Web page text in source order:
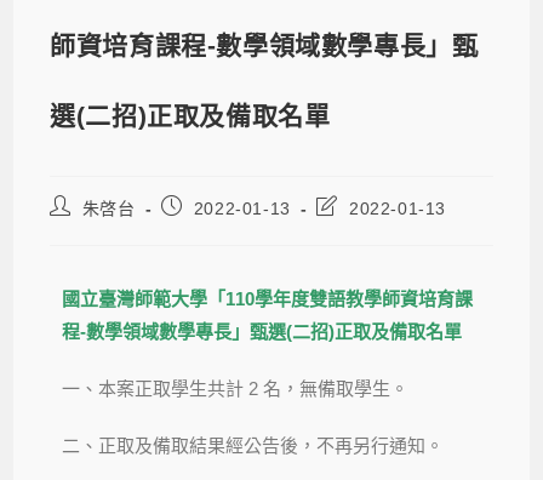
師資培育課程-數學領域數學專長」甄
選(二招)正取及備取名單
朱啓台 2022-01-13 2022-01-13
國立臺灣師範大學「110學年度雙語教學師資培育課
程-數學領域數學專長」甄選(二招)正取及備取名單
一、本案正取學生共計 2 名，無備取學生。
二、正取及備取結果經公告後，不再另行通知。